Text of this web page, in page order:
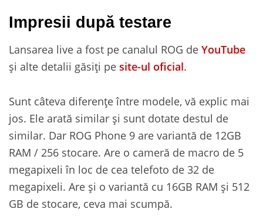
Impresii după testare
Lansarea live a fost pe canalul ROG de YouTube
și alte detalii găsiți pe site-ul oficial.
Sunt câteva diferențe între modele, vă explic mai
jos. Ele arată similar și sunt dotate destul de
similar. Dar ROG Phone 9 are variantă de 12GB
RAM / 256 stocare. Are o cameră de macro de 5
megapixeli în loc de cea telefoto de 32 de
megapixeli. Are și o variantă cu 16GB RAM și 512
GB de stocare, ceva mai scumpă.